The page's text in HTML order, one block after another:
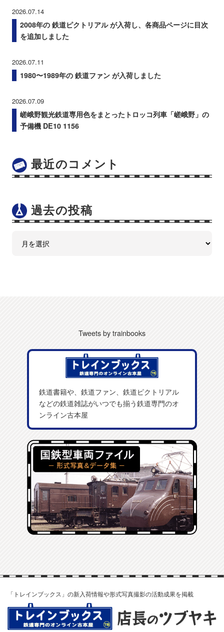
2026.07.14
2008年の 鉄道ピクトリアル が入荷し、各商品ページに目次
を追加しました
2026.07.11
1980〜1989年の 鉄道ファン が入荷しました
2026.07.09
嵯峨野観光鉄道専用色をまとったトロッコ列車「嵯峨野」の
予備機 DE10 1156
最近のコメント
過去の投稿
Tweets by trainbooks
鉄道書籍や、鉄道ファン、鉄道ピクトリアル
などの鉄道雑誌がいつでも揃う鉄道専門のオ
ンライン古本屋
「トレインブックス」の新入荷情報や形式写真撮影の活動成果を掲載